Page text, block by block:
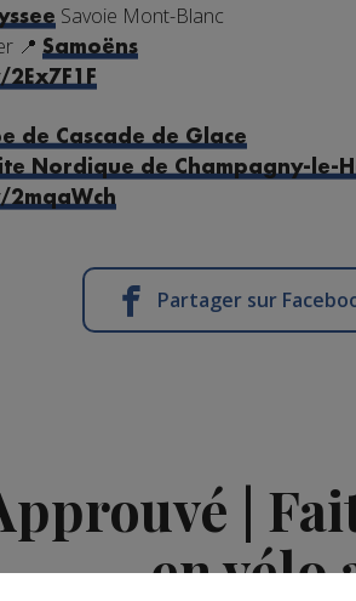
Savoie Mont-Blanc
📍 Samoëns
de Cascade de Glace
Nordique de Champagny-le-
2mqaWch
Partager sur
|
en vélo